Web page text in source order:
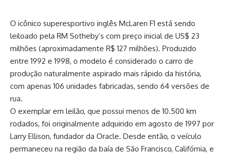
O icônico superesportivo inglês McLaren F1 está sendo
leiloado pela RM Sotheby’s com preço inicial de US$ 23
milhões (aproximadamente R$ 127 milhões). Produzido
entre 1992 e 1998, o modelo é considerado o carro de
produção naturalmente aspirado mais rápido da história,
com apenas 106 unidades fabricadas, sendo 64 versões de
rua.
O exemplar em leilão, que possui menos de 10.500 km
rodados, foi originalmente adquirido em agosto de 1997 por
Larry Ellison, fundador da Oracle. Desde então, o veículo
permaneceu na região da baía de São Francisco, Califórnia, e